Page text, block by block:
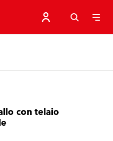
con telaio